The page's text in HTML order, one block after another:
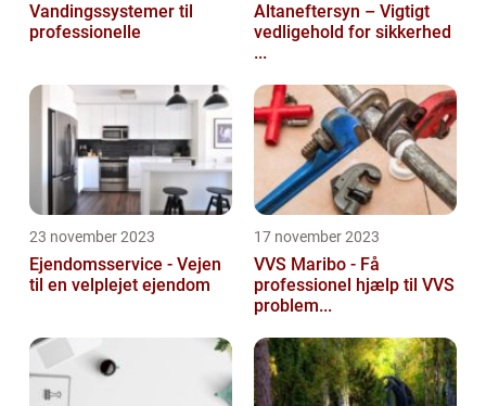
Vandingssystemer til
professionelle
Altaneftersyn – Vigtigt
vedligehold for sikkerhed
...
23 november 2023
Ejendomsservice - Vejen
til en velplejet ejendom
17 november 2023
VVS Maribo - Få
professionel hjælp til VVS
problem...